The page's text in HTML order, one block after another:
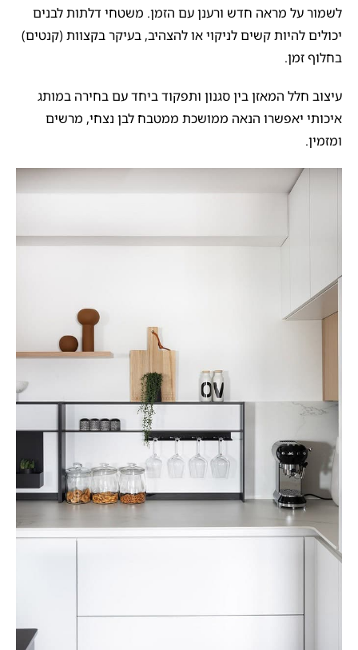
לשמור על מראה חדש ורענן עם הזמן. משטחי דלתות לבנים
יכולים להיות קשים לניקוי או להצהיב, בעיקר בקצוות (קנטים)
בחלוף זמן.
עיצוב חלל המאזן בין סגנון ותפקוד ביחד עם בחירה במותג
איכותי יאפשרו הנאה ממושכת ממטבח לבן נצחי, מרשים
ומזמין.